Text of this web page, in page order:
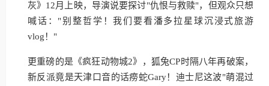
灰》12月上映，导演说要探讨"仇恨与救赎"，但观众只想
喊话："别整哲学！我们要看潘多拉星球沉浸式旅游
vlog！"
更重磅的是《疯狂动物城2》，狐兔CP时隔八年再破案，
新反派竟是天津口音的话痨蛇Gary！迪士尼这波"萌混过